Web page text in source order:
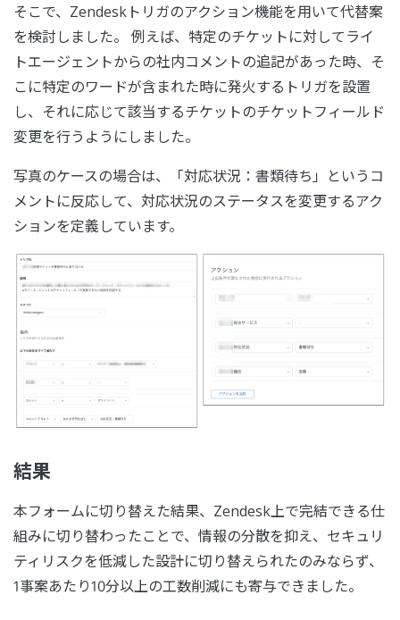
そこで、Zendeskトリガのアクション機能を用いて代替案
を検討しました。 例えば、特定のチケットに対してライ
トエージェントからの社内コメントの追記があった時、そ
こに特定のワードが含まれた時に発火するトリガを設置
し、それに応じて該当するチケットのチケットフィールド
変更を行うようにしました。
写真のケースの場合は、「対応状況：書類待ち」というコ
メントに反応して、対応状況のステータスを変更するアク
ションを定義しています。
結果
本フォームに切り替えた結果、Zendesk上で完結できる仕
組みに切り替わったことで、情報の分散を抑え、セキュリ
ティリスクを低減した設計に切り替えられたのみならず、
1事案あたり10分以上の工数削減にも寄与できました。